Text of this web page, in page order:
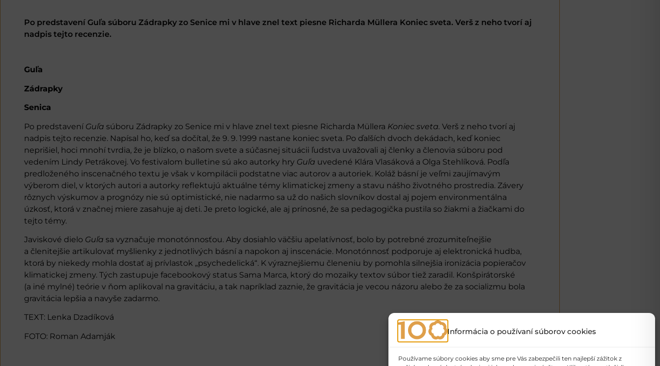
Informácia o používaní súborov cookies
Používame súbory cookies aby sme pre Vás zabezpečili ten najlepší zážitok z
Po predstavení Guľa súboru Zádrapky zo Senice mi v hlave znel text piesne Richarda Müllera Koniec sveta. Verš z neho tvorí aj
nadpis tejto recenzie.
Guľa
Zádrapky
Senica
Po predstavení Guľa súboru Zádrapky zo Senice mi v hlave znel text piesne Richarda Müllera Koniec sveta. Verš z neho tvorí aj
nadpis tejto recenzie. Napísal ho, keď sa dočítal, že 9. 9. 1999 nastane koniec sveta. Po ďalších dvoch dekádach, keď koniec
neprišiel, hoci mnohí tvrdia, že je blízko, o našom svete a súčasnej situácii ľudstva uvažovali aj členky a členovia súboru pod
vedením Lindy Petrákovej. Vo festivalom bulletine sú ako autorky hry Guľa uvedené Klára Vlasáková a Olga Stehlíková. Podľa
predloženého inscenačného textu je však v kompilácii podstatne viac autorov a autoriek. Koláž básní je veľmi zaujímavým
výberom diel, v ktorých autori a autorky reflektujú aktuálne témy klimatickej zmeny a stavu nášho životného prostredia. Závery
rôznych výskumov a prognózy nie sú optimistické, nie nadarmo sa už do našich slovníkov dostal aj pojem environmentálna
úzkosť, ktorá v značnej miere zasahuje aj deti. Je preto logické, ale aj prínosné, že sa pedagogička pustila so žiakmi a žiačkami do
tejto témy.
Javiskové dielo Guľa sa vyznačuje monotónnosťou. Aby dosiahlo väčšiu apelatívnosť, bolo by potrebné zrozumiteľnejšie
a členitejšie artikulovať myšlienky z jednotlivých básní a napokon aj inscenácie. Monotónnosť podporuje aj elektronická hudba,
ktorá by niekedy mohla dostať aj prívlastok „psychedelická“. K výraznejšiemu členeniu by pomohla silnejšia ironizácia popieračov
klimatickej zmeny. Tých zastupuje facebookový status Sama Marca, ktorý do mozaiky textov súbor tiež zaradil. Konšpirátorské
(a iné mylné) teórie v ňom aplikoval na gravitáciu, a tak napríklad zaznie, že gravitácia je vecou názoru alebo že za socializmu bola
gravitácia lepšia a navyše zadarmo.
TEXT: Lenka Dzadíková
FOTO: Roman Adamják